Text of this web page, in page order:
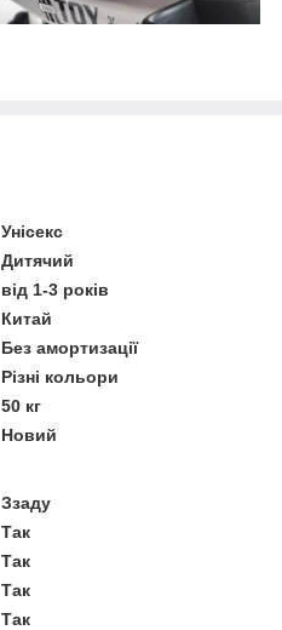
Унісекс
Дитячий
від 1-3 років
Китай
Без амортизації
Різні кольори
50 кг
Новий
Ззаду
Так
Так
Так
Так